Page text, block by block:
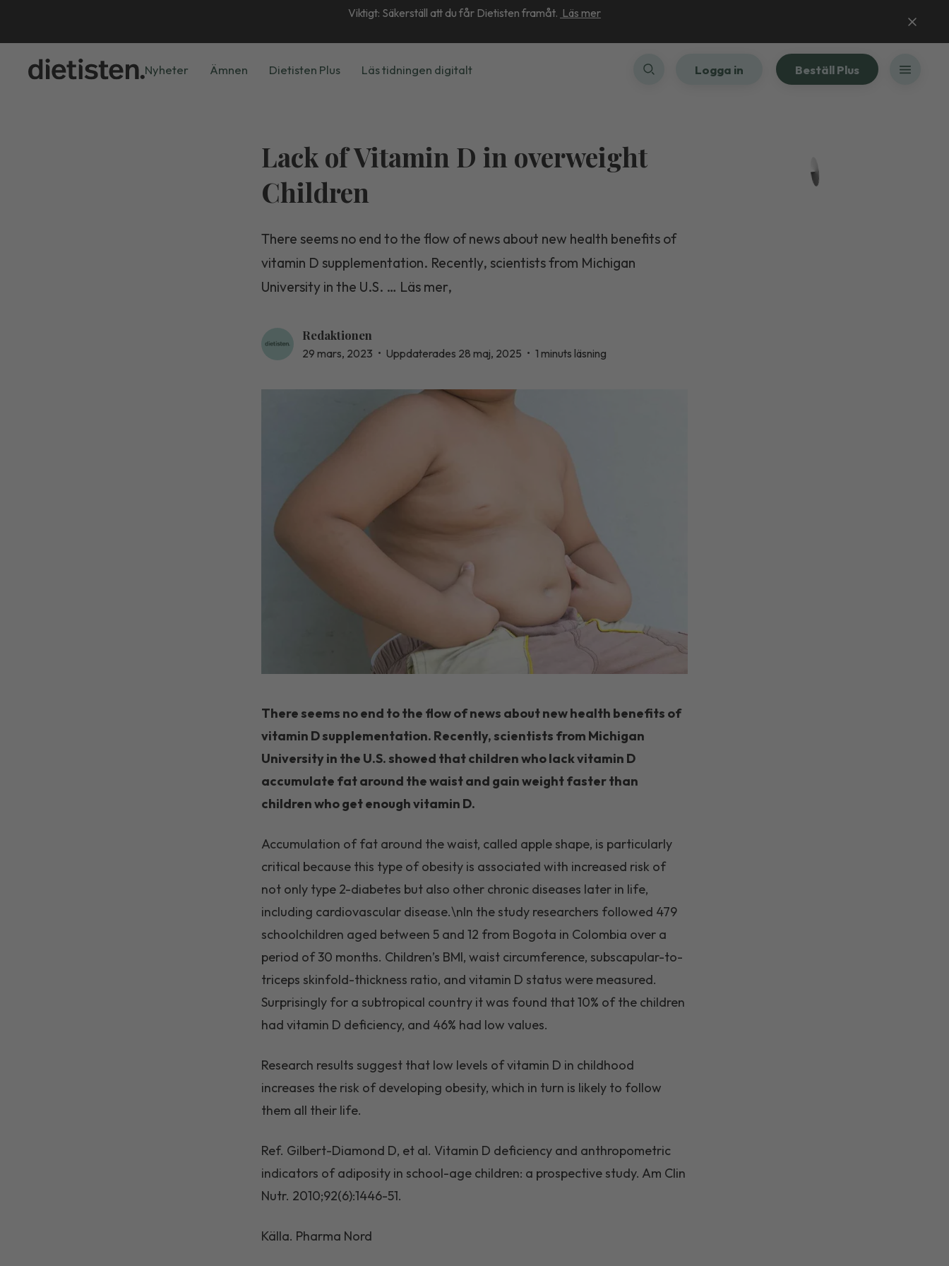
Viktigt: Säkerställ att du får Dietisten framåt. Läs mer
Nyheter Ämnen Dietisten Plus Läs tidningen digitalt Logga in Beställ Plus
Lack of Vitamin D in overweight
Children
There seems no end to the flow of news about new health benefits of
vitamin D supplementation. Recently, scientists from Michigan
University in the U.S. … Läs mer,
Redaktionen
29 mars, 2023 • Uppdaterades 28 maj, 2025 • 1 minuts läsning
There seems no end to the flow of news about new health benefits of
vitamin D supplementation. Recently, scientists from Michigan
University in the U.S. showed that children who lack vitamin D
accumulate fat around the waist and gain weight faster than
children who get enough vitamin D.
Accumulation of fat around the waist, called apple shape, is particularly
critical because this type of obesity is associated with increased risk of
not only type 2-diabetes but also other chronic diseases later in life,
including cardiovascular disease.\nIn the study researchers followed 479
schoolchildren aged between 5 and 12 from Bogota in Colombia over a
period of 30 months. Children’s BMI, waist circumference, subscapular-to-
triceps skinfold-thickness ratio, and vitamin D status were measured.
Surprisingly for a subtropical country it was found that 10% of the children
had vitamin D deficiency, and 46% had low values.
Research results suggest that low levels of vitamin D in childhood
increases the risk of developing obesity, which in turn is likely to follow
them all their life.
Ref. Gilbert-Diamond D, et al. Vitamin D deficiency and anthropometric
indicators of adiposity in school-age children: a prospective study. Am Clin
Nutr. 2010;92(6):1446-51.
Källa. Pharma Nord